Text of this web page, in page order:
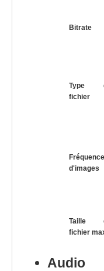
Bitrate
Type
fichier
Fréquence
d'images
Taille
fichier
Audio